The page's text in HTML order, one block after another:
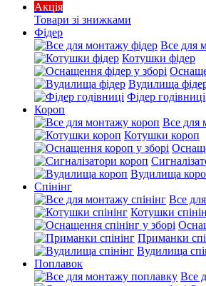
Акція
Товари зі знижками
Фідер
Все для
Котушки фідер
Вудилища
Фідер годівниці
Короп
Все для
Котушки короп
Вудилища
Спінінг
Все
Котушки
Приманки
Вудилища
Поплавок
Все